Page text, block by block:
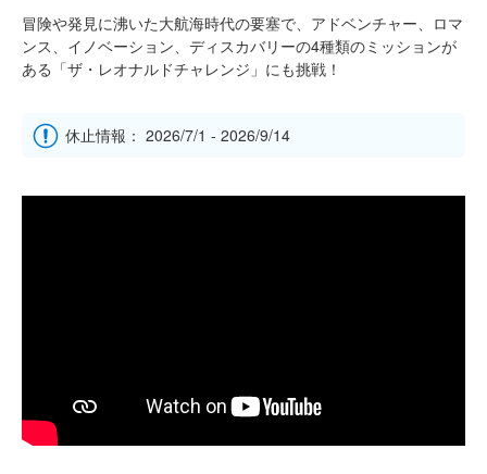
冒険や発見に沸いた大航海時代の要塞で、アドベンチャー、ロマ
ンス、イノベーション、ディスカバリーの4種類のミッションが
ある「ザ・レオナルドチャレンジ」にも挑戦！
休止情報： 2026/7/1 - 2026/9/14